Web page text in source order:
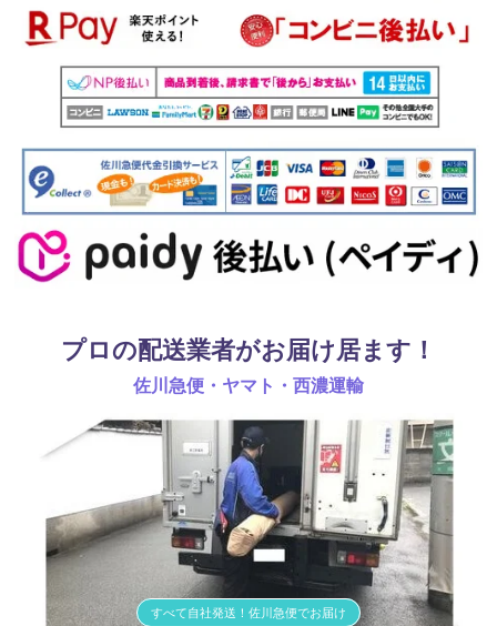
プロの配送業者がお届け居ます！
佐川急便・ヤマト・西濃運輸
すべて自社発送！佐川急便でお届け